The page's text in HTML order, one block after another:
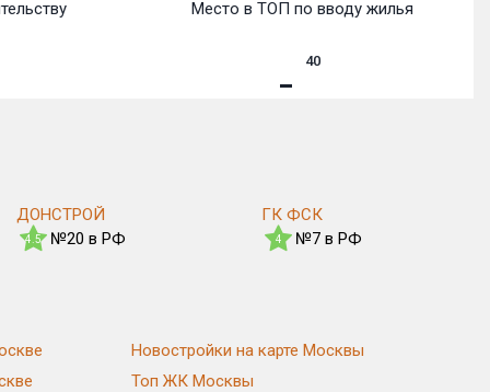
Место в ТОП по вводу жилья
40
ДОНСТРОЙ
4.5 №20 в РФ
ГК ФСК
4 №7 в РФ
Новостройки на карте Москвы
Топ ЖК Москвы